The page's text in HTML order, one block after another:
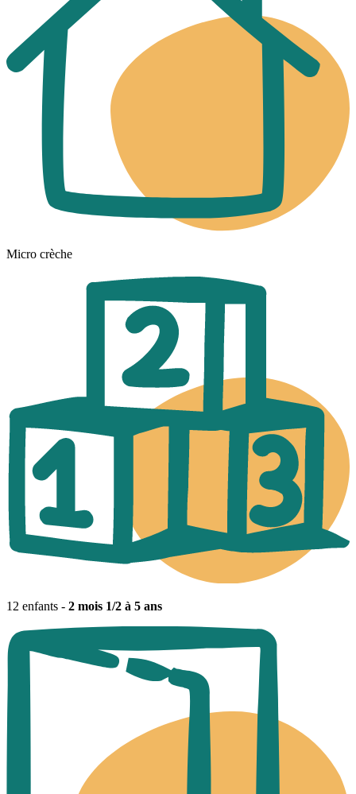
Micro crèche
12 enfants - 2 mois 1/2 à 5 ans